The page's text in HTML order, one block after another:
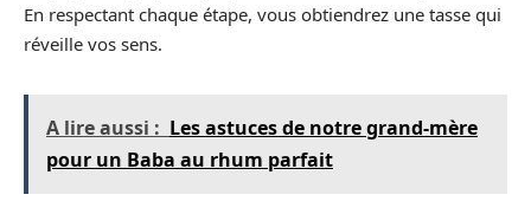
En respectant chaque étape, vous obtiendrez une tasse qui
réveille vos sens.
A lire aussi : Les astuces de notre grand-mère
pour un Baba au rhum parfait